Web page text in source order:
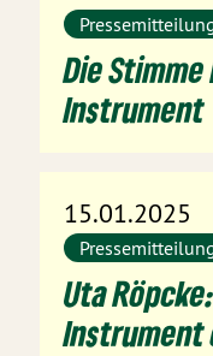
Die
Instrument
15.01.2025
Uta
Instrument